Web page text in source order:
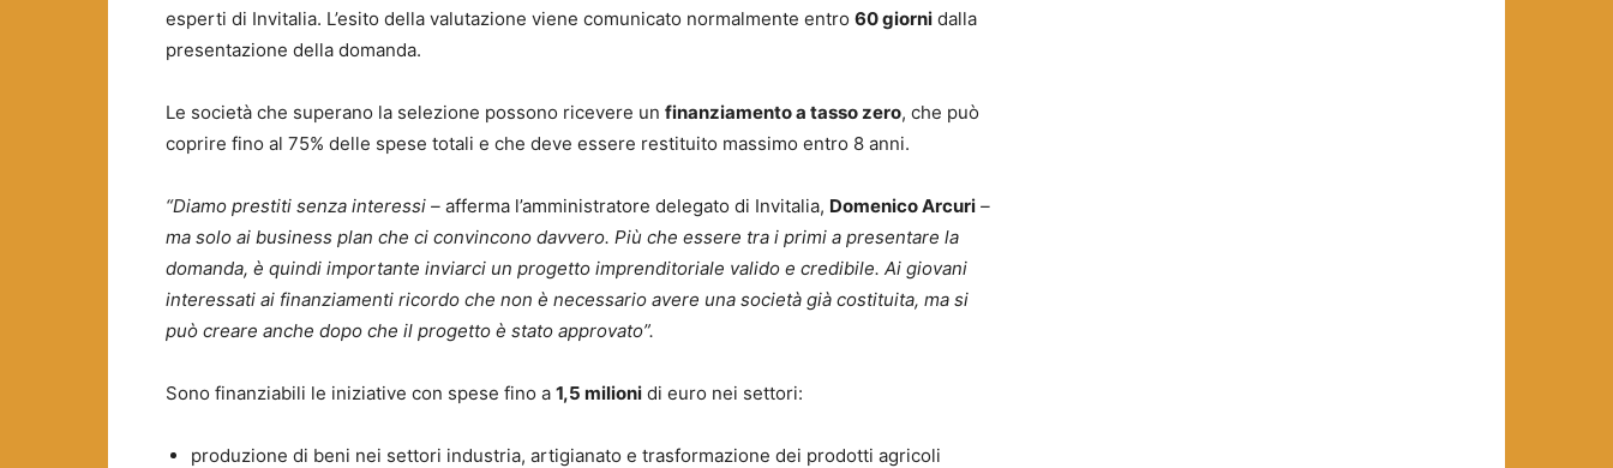
esperti di Invitalia. L’esito della valutazione viene comunicato normalmente entro 60 giorni dalla
presentazione della domanda.
Le società che superano la selezione possono ricevere un finanziamento a tasso zero, che può
coprire fino al 75% delle spese totali e che deve essere restituito massimo entro 8 anni.
“Diamo prestiti senza interessi – afferma l’amministratore delegato di Invitalia, Domenico Arcuri –
ma solo ai business plan che ci convincono davvero. Più che essere tra i primi a presentare la
domanda, è quindi importante inviarci un progetto imprenditoriale valido e credibile. Ai giovani
interessati ai finanziamenti ricordo che non è necessario avere una società già costituita, ma si
può creare anche dopo che il progetto è stato approvato”.
Sono finanziabili le iniziative con spese fino a 1,5 milioni di euro nei settori:
produzione di beni nei settori industria, artigianato e trasformazione dei prodotti agricoli